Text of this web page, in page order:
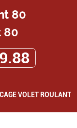
80
VOLET ROULANT